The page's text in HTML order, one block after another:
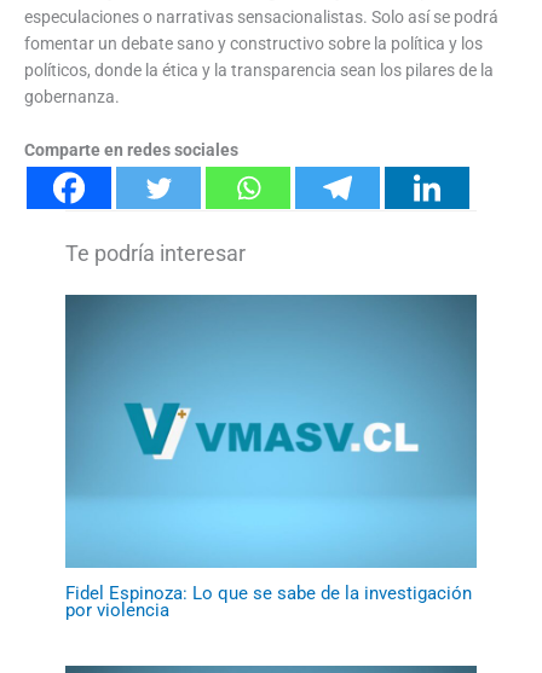
especulaciones o narrativas sensacionalistas. Solo así se podrá
fomentar un debate sano y constructivo sobre la política y los
políticos, donde la ética y la transparencia sean los pilares de la
gobernanza.
Comparte en redes sociales
Fidel Espinoza: Lo que se sabe de la investigación
por violencia